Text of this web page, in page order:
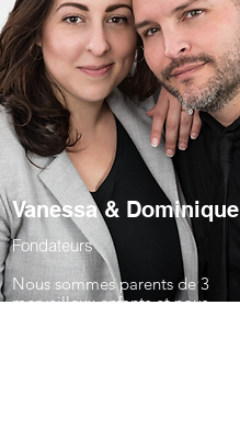
Vanessa & Dominique
Fondateurs
Nous sommes parents de 3
merveilleux enfants et nous